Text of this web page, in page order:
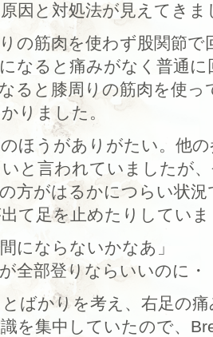
因と対処法が見えてきま
の筋肉を使わず股関節
なると痛みがなく普通
ると膝周りの筋肉を使
りました。
ほうがありがたい。他
と言われていましたが
方がはるかにつらい状
て足を止めたりしてい
にならないかなあ」
が全部登りならいいのに・
ばかりを考え、右足の
を集中していたので、